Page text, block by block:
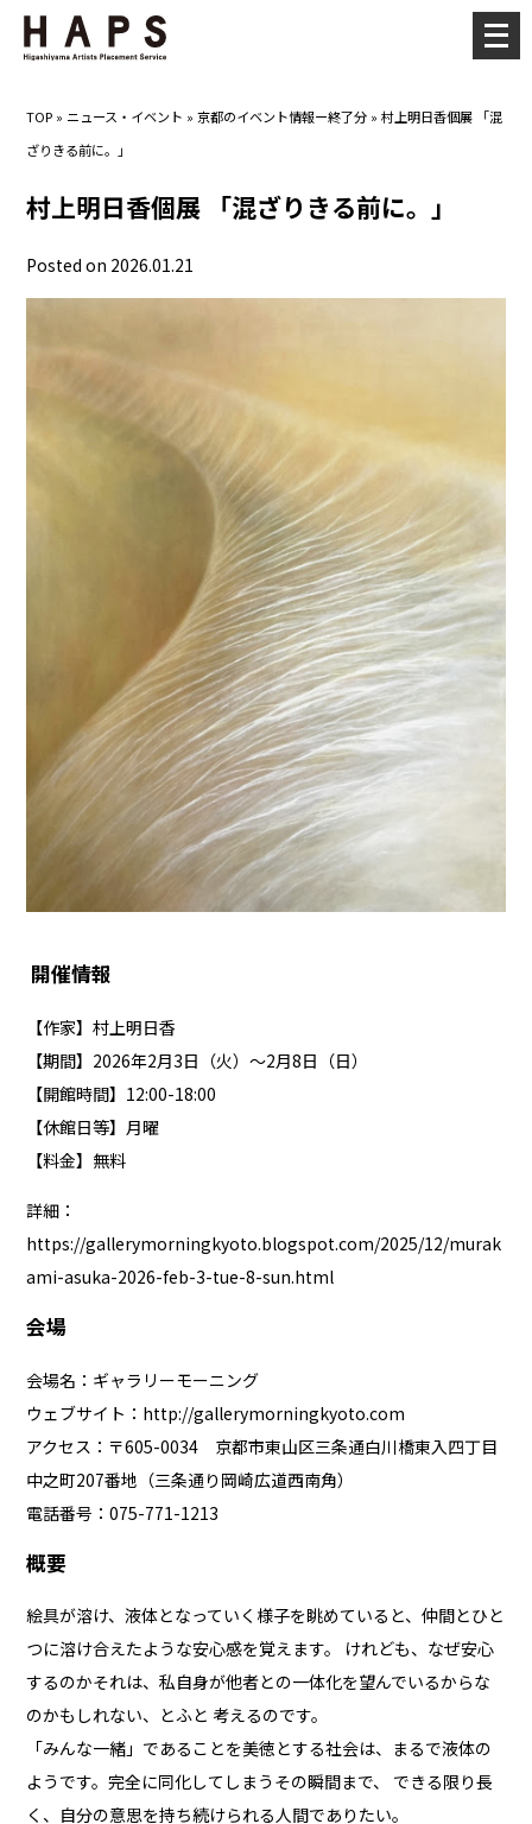
TOP » ニュース・イベント »京都のイベント情報ー終了分 »村上明日香個展 「混
ざりきる前に。」
村上明日香個展 「混ざりきる前に。」
Posted on 2026.01.21
開催情報
【作家】村上明日香
【期間】2026年2月3日（火）～2月8日（日）
【開館時間】12:00-18:00
【休館日等】月曜
【料金】無料
詳細：
https://gallerymorningkyoto.blogspot.com/2025/12/murak
ami-asuka-2026-feb-3-tue-8-sun.html
会場
会場名：ギャラリーモーニング
ウェブサイト： http://gallerymorningkyoto.com
アクセス：〒605-0034 京都市東山区三条通白川橋東入四丁目
中之町207番地（三条通り岡崎広道西南角）
電話番号：075-771-1213
概要
絵具が溶け、液体となっていく様子を眺めていると、仲間とひと
つに溶け合えたような安心感を覚えます。 けれども、なぜ安心
するのか――それは、私自身が他者との一体化を望んでいるからな
のかもしれない、とふと 考えるのです。
「みんな一緒」であることを美徳とする社会は、まるで液体の
ようです。完全に同化してしまうその瞬間まで、 できる限り長
く、自分の意思を持ち続けられる人間でありたい。
メ
ニ